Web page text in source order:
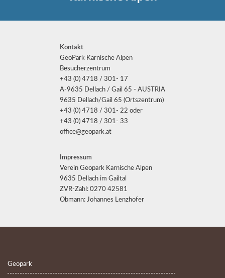
Kontakt
GeoPark Karnische Alpen
Besucherzentrum
+43 (0) 4718 / 301- 17
A-9635 Dellach / Gail 65 - AUSTRIA
9635 Dellach/Gail 65 (Ortszentrum)
+43 (0) 4718 / 301- 22 oder
+43 (0) 4718 / 301- 33
office@geopark.at
Impressum
Verein Geopark Karnische Alpen
9635 Dellach im Gailtal
ZVR-Zahl: 0270 42581
Obmann: Johannes Lenzhofer
Geopark